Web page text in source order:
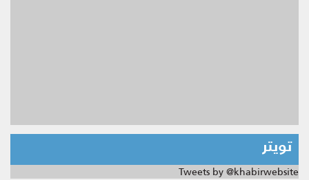
تويتر
Tweets by @khabirwebsite